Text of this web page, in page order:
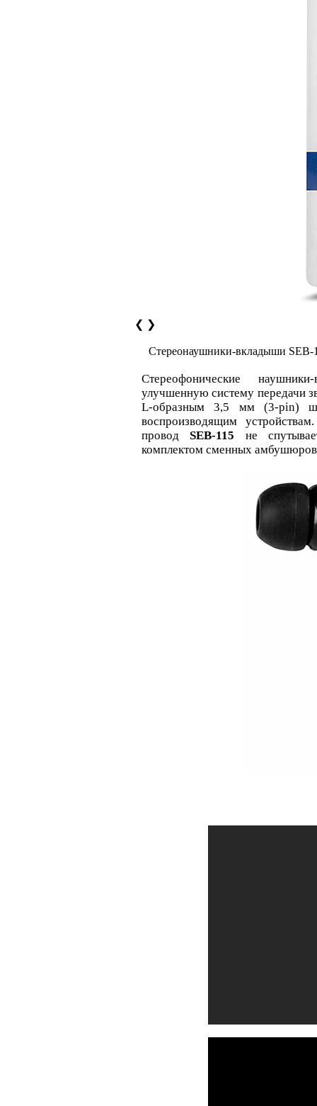
❮ ❯
Cтереонаушники-вкладыши SEB-
Cтереофонические
улучшенную систему передачи
L-образным 3,5 мм (3-pin)
воспроизводящим
проводSEB-115 не
комплектом сменных